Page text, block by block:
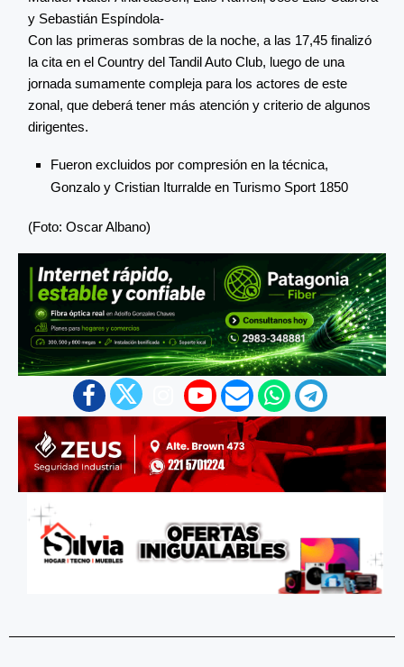
y Sebastián Espíndola-
Con las primeras sombras de la noche, a las 17,45 finalizó
la cita en el Country del Tandil Auto Club, luego de una
jornada sumamente compleja para los actores de este
zonal, que deberá tener más atención y criterio de algunos
dirigentes.
Fueron excluidos por compresión en la técnica,
Gonzalo y Cristian Iturralde en Turismo Sport 1850
(Foto: Oscar Albano)